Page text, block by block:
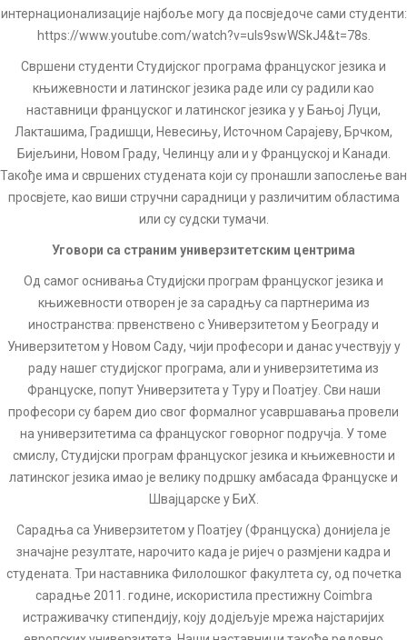
интернационализације најбоље могу да посвједоче сами студенти:
https://www.youtube.com/watch?v=uIs9swWSkJ4&t=78s.
Свршени студенти Студијског програма француског језика и
књижевности и латинског језика раде или су радили као
наставници француског и латинског језика у у Бањој Луци,
Лакташима, Градишци, Невесињу, Источном Сарајеву, Брчком,
Бијељини, Новом Граду, Челинцу али и у Француској и Канади.
Такође има и свршених студената који су пронашли запослење ван
просвјете, као виши стручни сарадници у различитим областима
или су судски тумачи.
Уговори са страним универзитетским центрима
Од самог оснивања Студијски програм француског језика и
књижевности отворен је за сарадњу са партнерима из
иностранства: првенствено с Универзитетом у Београду и
Универзитетом у Новом Саду, чији професори и данас учествују у
раду нашег студијског програма, али и универзитетима из
Француске, попут Универзитета у Туру и Поатјеу. Сви наши
професори су барем дио свог формалног усавршавања провели
на универзитетима са француског говорног подручја. У томе
смислу, Студијски програм француског језика и књижевности и
латинског језика имао је велику подршку амбасада Француске и
Швајцарске у БиХ.
Сарадња са Универзитетом у Поатјеу (Француска) донијела је
значајне резултате, нарочито када је ријеч о размјени кадра и
студената. Три наставника Филолошког факултета су, од почетка
сарадње 2011. године, искористила престижну Coimbra
истраживачку стипендију, коју додјељује мрежа најстаријих